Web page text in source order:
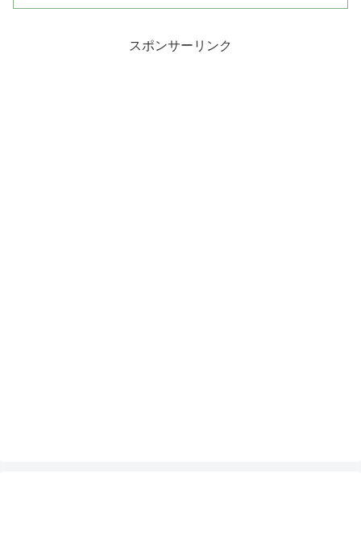
スポンサーリンク